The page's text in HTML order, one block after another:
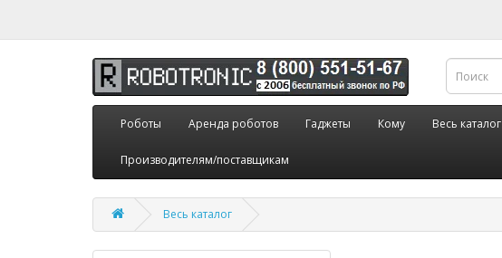
Роботы Аренда роботов Гаджеты Кому Весь каталог
Производителям/поставщикам
Весь каталог